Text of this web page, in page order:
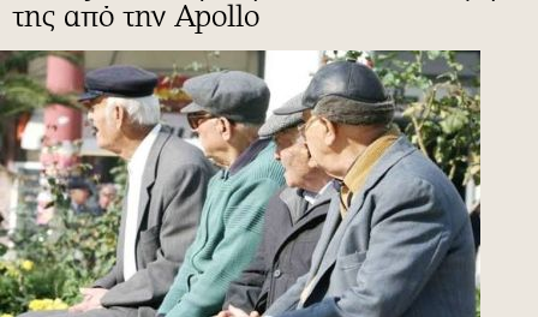
της από την Apollo